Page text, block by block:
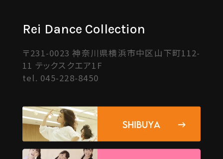
Rei Dance Collection
〒231-0023 神奈川県横浜市中区山下町112-
11 テックスクエア1F
tel. 045-228-8450